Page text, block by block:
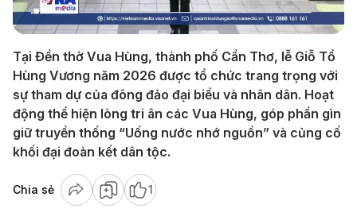
Video
Tại Đền thờ Vua Hùng, thành phố Cần Thơ, lễ Giỗ Tổ
Hùng Vương năm 2026 được tổ chức trang trọng với
sự tham dự của đông đảo đại biểu và nhân dân. Hoạt
động thể hiện lòng tri ân các Vua Hùng, góp phần gìn
giữ truyền thống “Uống nước nhớ nguồn” và củng cố
khối đại đoàn kết dân tộc.
Chia sẻ 1